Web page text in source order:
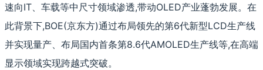
速向IT、车载等中尺寸领域渗透,带动OLED产业蓬勃发展。在
此背景下,BOE(京东方)通过布局领先的第6代新型LCD生产线
并实现量产、布局国内首条第8.6代AMOLED生产线等,在高端
显示领域实现跨越式突破。